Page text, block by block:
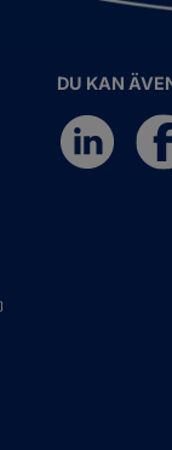
Öppnas i nytt fönster.
DU KAN